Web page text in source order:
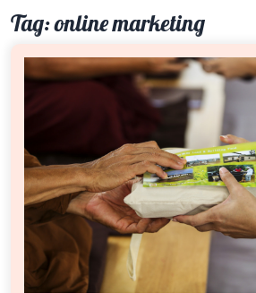
Tag:online marketing